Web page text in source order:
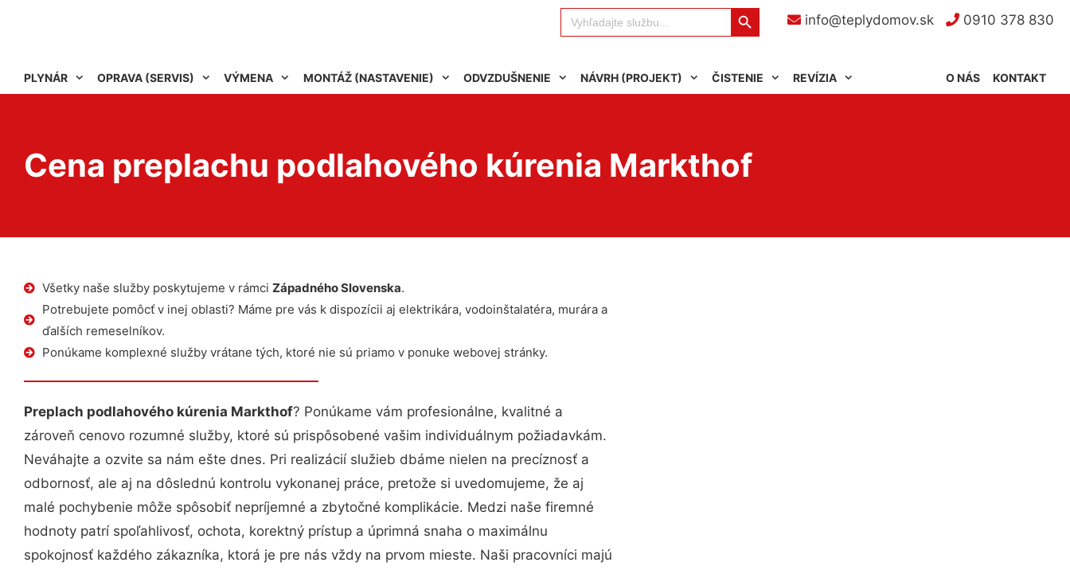
info@teplydomov.sk 0910 378 830
Search
for:
Search Button
PLYNÁR OPRAVA (SERVIS) VÝMENA MONTÁŽ (NASTAVENIE) ODVZDUŠNENIE NÁVRH (PROJEKT) ČISTENIE REVÍZIA KONTAKT
O NÁS
Cena preplachu podlahového kúrenia Markthof
Všetky naše služby poskytujeme v rámci Západného Slovenska.
Potrebujete pomôcť v inej oblasti? Máme pre vás k dispozícii aj elektrikára, vodoinštalatéra, murára a
ďalších remeselníkov.
Ponúkame komplexné služby vrátane tých, ktoré nie sú priamo v ponuke webovej stránky.
Preplach podlahového kúrenia Markthof? Ponúkame vám profesionálne, kvalitné a
zároveň cenovo rozumné služby, ktoré sú prispôsobené vašim individuálnym požiadavkám.
Neváhajte a ozvite sa nám ešte dnes. Pri realizácií služieb dbáme nielen na precíznosť a
odbornosť, ale aj na dôslednú kontrolu vykonanej práce, pretože si uvedomujeme, že aj
malé pochybenie môže spôsobiť nepríjemné a zbytočné komplikácie. Medzi naše firemné
hodnoty patrí spoľahlivosť, ochota, korektný prístup a úprimná snaha o maximálnu
spokojnosť každého zákazníka, ktorá je pre nás vždy na prvom mieste. Naši pracovníci majú